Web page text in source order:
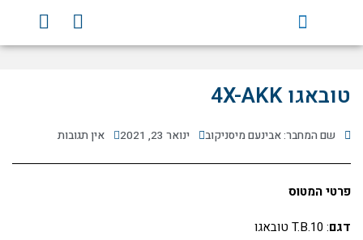
F
a
c
o
Y
o
u
טובאגו 4X-AKK
שם המחבר: אבינעם מיסניקוב ינואר 23, 2021 אין תגובות
פרטי המטוס
דגם: T.B.10 טובאגו